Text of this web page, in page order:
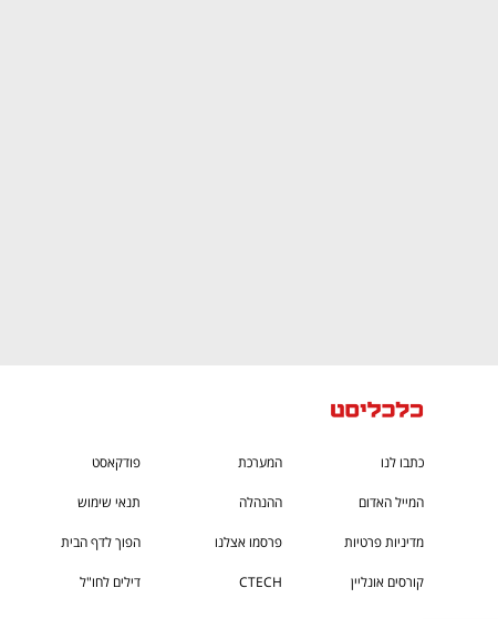
כתבו לנו המערכת פודקאסט
המייל האדום ההנהלה תנאי שימוש
מדיניות פרטיות פרסמו אצלנו הפוך לדף הבית
קורסים אונליין CTECH
דילים לחו"ל